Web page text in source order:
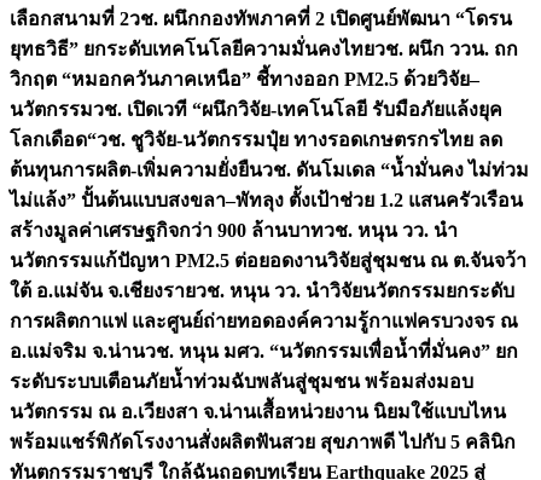
เลือกสนามที่ 2วช. ผนึกกองทัพภาคที่ 2 เปิดศูนย์พัฒนา “โดรน
ยุทธวิธี” ยกระดับเทคโนโลยีความมั่นคงไทยวช. ผนึก ววน. ถก
วิกฤต “หมอกควันภาคเหนือ” ชี้ทางออก PM2.5 ด้วยวิจัย–
นวัตกรรมวช. เปิดเวที “ผนึกวิจัย-เทคโนโลยี รับมือภัยแล้งยุค
โลกเดือด“วช. ชูวิจัย-นวัตกรรมปุ๋ย ทางรอดเกษตรกรไทย ลด
ต้นทุนการผลิต-เพิ่มความยั่งยืนวช. ดันโมเดล “น้ำมั่นคง ไม่ท่วม
ไม่แล้ง” ปั้นต้นแบบสงขลา–พัทลุง ตั้งเป้าช่วย 1.2 แสนครัวเรือน
สร้างมูลค่าเศรษฐกิจกว่า 900 ล้านบาทวช. หนุน วว. นำ
นวัตกรรมแก้ปัญหา PM2.5 ต่อยอดงานวิจัยสู่ชุมชน ณ ต.จันจว้า
ใต้ อ.แม่จัน จ.เชียงรายวช. หนุน วว. นำวิจัยนวัตกรรมยกระดับ
การผลิตกาแฟ และศูนย์ถ่ายทอดองค์ความรู้กาแฟครบวงจร ณ
อ.แม่จริม จ.น่านวช. หนุน มศว. “นวัตกรรมเพื่อน้ำที่มั่นคง” ยก
ระดับระบบเตือนภัยน้ำท่วมฉับพลันสู่ชุมชน พร้อมส่งมอบ
นวัตกรรม ณ อ.เวียงสา จ.น่านเสื้อหน่วยงาน นิยมใช้แบบไหน
พร้อมแชร์พิกัดโรงงานสั่งผลิตฟันสวย สุขภาพดี ไปกับ 5 คลินิก
ทันตกรรมราชบุรี ใกล้ฉันถอดบทเรียน Earthquake 2025 สู่